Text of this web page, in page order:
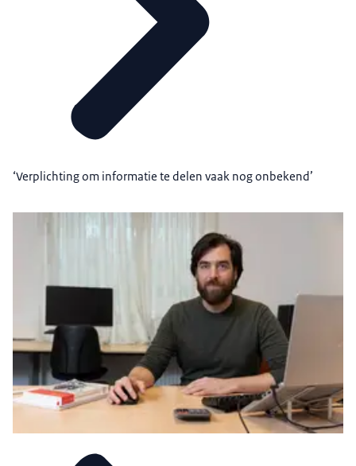
‘Verplichting om informatie te delen vaak nog onbekend’